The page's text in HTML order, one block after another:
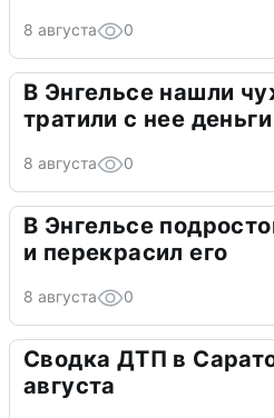
8 августа 0
В Энгельсе нашли
тратили с нее деньги
8 августа 0
В Энгельсе
и перекрасил его
8 августа 0
Сводка ДТП в
августа